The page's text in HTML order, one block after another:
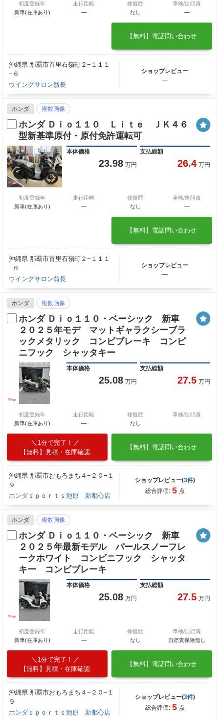
初度登録年
新車(在庫あり)
走行距離
―
修復歴
なし
車検/自賠責
―
【無料】電話問い合わせ
沖縄県 那覇市首里石嶺町２−１１１
−６
ウイングサロン翁長
ショップレビュー
―
ホンダ 複数画像
ホンダ Ｄｉｏ１１０ Ｌｉｔｅ ＪＫ４６
型新基準原付・原付免許運転可
本体価格
23.98 万円
支払総額
26.4 万円
初度登録年
新車(在庫あり)
走行距離
―
修復歴
なし
車検/自賠責
―
【無料】電話問い合わせ
沖縄県 那覇市首里石嶺町２−１１１
−６
ウイングサロン翁長
ショップレビュー
―
ホンダ 複数画像
ホンダ Ｄｉｏ１１０・ベーシック 新車
２０２５年モデ マットギャラクシーブラ
ックメタリック コンビブレーキ コンビ
ニフック シャッタキー
本体価格
25.08 万円
支払総額
27.5 万円
初度登録年
新車(在庫あり)
走行距離
―
修復歴
なし
車検/自賠責
1分で完了！
【無料】見積・在庫確認
【無料】電話問い合わせ
沖縄県 那覇市おもろまち４−２０−１
９
ホンダｓｐｏｒｔｓ池原 新都心店
ショップレビュー(3件)
総合評価: 5 点
ホンダ 複数画像
ホンダ Ｄｉｏ１１０・ベーシック 新車
２０２５年最新モデル パールスノーフレ
ークホワイト コンビニフック シャッタ
キー コンビブレーキ
本体価格
25.08 万円
支払総額
27.5 万円
初度登録年
新車(在庫あり)
走行距離
―
修復歴
なし
車検/自賠責
自賠責保険無し
1分で完了！
【無料】見積・在庫確認
【無料】電話問い合わせ
沖縄県 那覇市おもろまち４−２０−１
９
ホンダｓｐｏｒｔｓ池原 新都心店
ショップレビュー(3件)
総合評価: 5 点